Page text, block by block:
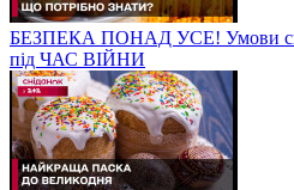
БЕЗПЕКА ПОНАД УСЕ! Умови
під ЧАС ВІЙНИ